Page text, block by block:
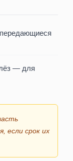
— для
если срок их